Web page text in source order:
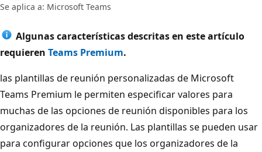
Se aplica a: Microsoft Teams
Algunas características descritas en este artículo
requieren Teams Premium.
las plantillas de reunión personalizadas de Microsoft
Teams Premium le permiten especificar valores para
muchas de las opciones de reunión disponibles para los
organizadores de la reunión. Las plantillas se pueden usar
para configurar opciones que los organizadores de la